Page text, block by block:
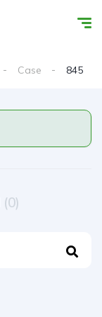
Case 845
(0)